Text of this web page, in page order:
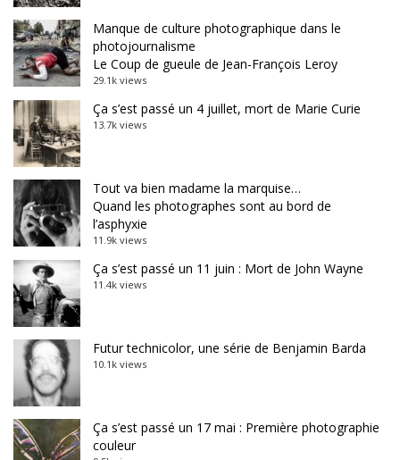
Manque de culture photographique dans le
photojournalisme
Le Coup de gueule de Jean-François Leroy
29.1k views
Ça s’est passé un 4 juillet, mort de Marie Curie
13.7k views
Tout va bien madame la marquise…
Quand les photographes sont au bord de
l’asphyxie
11.9k views
Ça s’est passé un 11 juin : Mort de John Wayne
11.4k views
Futur technicolor, une série de Benjamin Barda
10.1k views
Ça s’est passé un 17 mai : Première photographie
couleur